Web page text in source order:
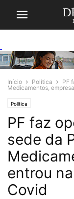
Início Política
PF
Medicamentos,
Política
PF faz
sede da
entrou
Covid